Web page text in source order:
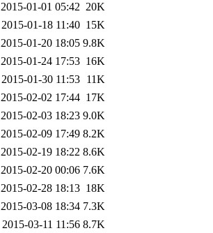
2015-01-01 05:42 20K
2015-01-18 11:40 15K
2015-01-20 18:05 9.8K
2015-01-24 17:53 16K
2015-01-30 11:53 11K
2015-02-02 17:44 17K
2015-02-03 18:23 9.0K
2015-02-09 17:49 8.2K
2015-02-19 18:22 8.6K
2015-02-20 00:06 7.6K
2015-02-28 18:13 18K
2015-03-08 18:34 7.3K
2015-03-11 11:56 8.7K